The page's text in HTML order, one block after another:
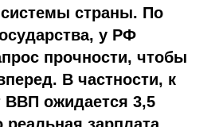
страны. По
у РФ
прочности, чтобы
В частности, к
ВВП ожидается 3,5